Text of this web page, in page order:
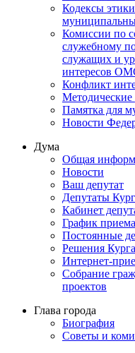
Кодексы
Комиссии по
служебному
служащих и
интересов
Конфликт
Методические
Памятка для
Новости
Дума
Общая
Новости
Ваш депутат
Депутаты
Кабинет
График
Постоянные
Решения
Интернет-
Собрание
проектов
Глава города
Биография
Советы и